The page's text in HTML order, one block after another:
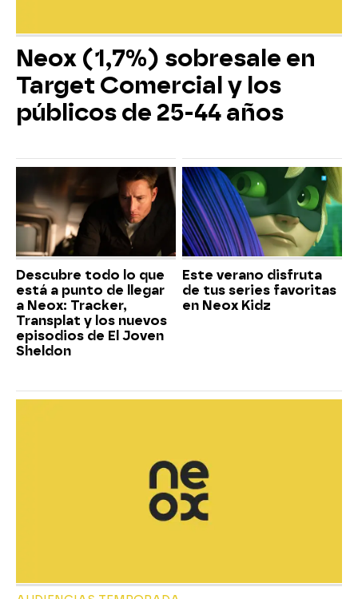
Neox (1,7%) sobresale en
Target Comercial y los
públicos de 25-44 años
Descubre todo lo que
está a punto de llegar
a Neox: Tracker,
Transplat y los nuevos
episodios de El Joven
Sheldon
Este verano disfruta
de tus series favoritas
en Neox Kidz